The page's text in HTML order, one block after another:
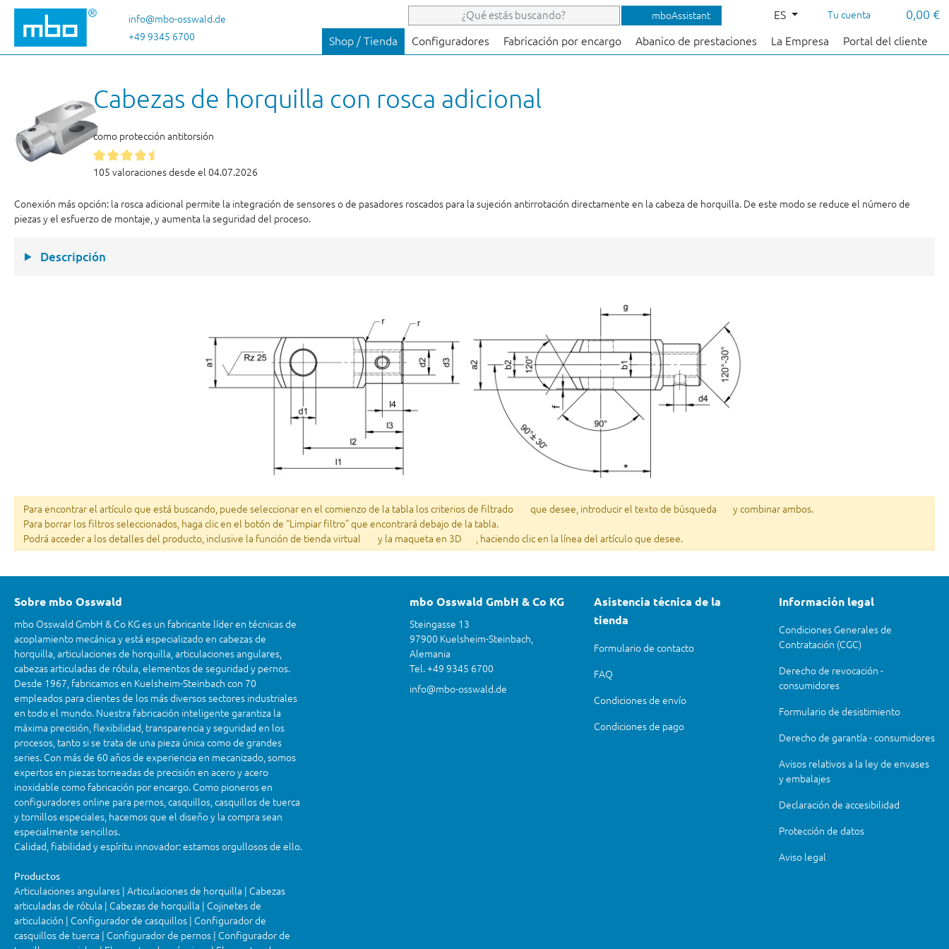
al contenido principal
Saltar a la búsqueda
Saltar a la navegación principalinfo@mbo-osswald.de
+49 9345 6700
mboAssistant ES Tu cuenta 0,00 €
Shop / Tienda Configuradores Fabricación por encargo Abanico de prestaciones La Empresa Portal del cliente
Cabezas de horquilla con rosca adicional
como protección antitorsión
105 valoraciones desde el 04.07.2026
Conexión más opción: la rosca adicional permite la integración de sensores o de pasadores roscados para la sujeción antirrotación directamente en la cabeza de horquilla. De este modo se reduce el número de
piezas y el esfuerzo de montaje, y aumenta la seguridad del proceso.
Descripción
Para encontrar el artículo que está buscando, puede seleccionar en el comienzo de la tabla los criterios de filtrado que desee, introducir el texto de búsqueda
y combinar ambos.
Para borrar los filtros seleccionados, haga clic en el botón de “Limpiar filtro” que encontrará debajo de la tabla.
Podrá acceder a los detalles del producto, inclusive la función de tienda virtual
y la maqueta en 3D , haciendo clic en la línea del artículo que desee.
Sobre mbo Osswald
mbo Osswald GmbH & Co KG es un fabricante líder en técnicas de
acoplamiento mecánica y está especializado en cabezas de
horquilla, articulaciones de horquilla, articulaciones angulares,
cabezas articuladas de rótula, elementos de seguridad y pernos.
Desde 1967, fabricamos en Kuelsheim-Steinbach con 70
empleados para clientes de los más diversos sectores industriales
en todo el mundo. Nuestra fabricación inteligente garantiza la
máxima precisión, flexibilidad, transparencia y seguridad en los
procesos, tanto si se trata de una pieza única como de grandes
series. Con más de 60 años de experiencia en mecanizado, somos
expertos en piezas torneadas de precisión en acero y acero
inoxidable como fabricación por encargo. Como pioneros en
configuradores online para pernos, casquillos, casquillos de tuerca
y tornillos especiales, hacemos que el diseño y la compra sean
especialmente sencillos.
Calidad, fiabilidad y espíritu innovador: estamos orgullosos de ello.
Productos
Articulaciones angulares | Articulaciones de horquilla | Cabezas
articuladas de rótula | Cabezas de horquilla | Cojinetes de
articulación | Configurador de casquillos | Configurador de
casquillos de tuerca | Configurador de pernos | Configurador de
mbo Osswald GmbH & Co KG
Steingasse 13
97900 Kuelsheim-Steinbach,
Alemania
Tel. +49 9345 6700
info@mbo-osswald.de
Asistencia técnica de la
tienda
Formulario de contacto
FAQ
Condiciones de envío
Condiciones de pago
Información legal
Condiciones Generales de
Contratación (CGC)
Derecho de revocación -
consumidores
Formulario de desistimiento
Derecho de garantía - consumidores
Avisos relativos a la ley de envases
y embalajes
Declaración de accesibilidad
Protección de datos
Aviso legal